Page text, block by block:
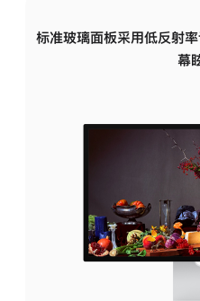
标准玻璃面板采用低反射
幕